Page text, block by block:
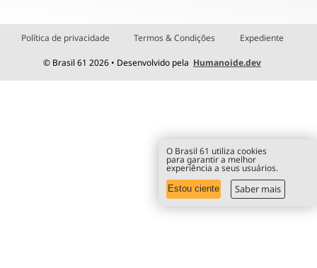
Política de privacidade Termos & Condições Expediente
© Brasil 61 2026 • Desenvolvido pela Humanoide.dev
O Brasil 61 utiliza cookies
para garantir a melhor
experiência a seus usuários.
Estou ciente Saber mais